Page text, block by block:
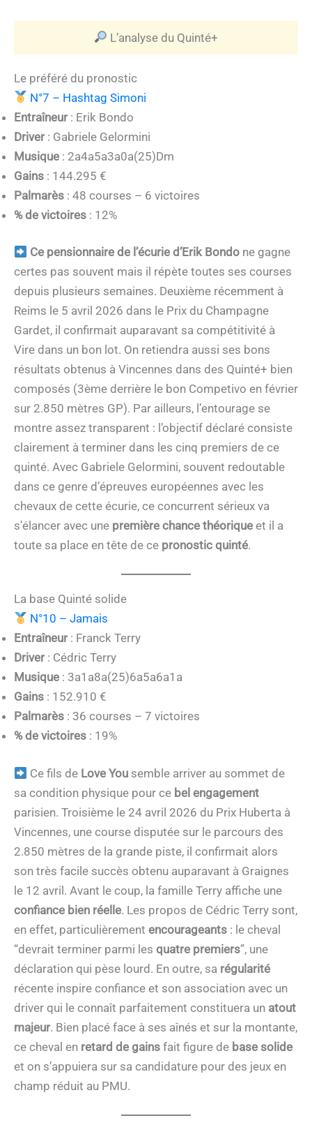
L’analyse du Quinté+
Le préféré du pronostic
N°7 – Hashtag Simoni
Entraîneur: Erik Bondo
Driver: Gabriele Gelormini
Musique : 2a4a5a3a0a(25)Dm
Gains : 144.295 €
Palmarès : 48 courses – 6 victoires
% de victoires : 12%
Ce pensionnaire de l’écurie d’Erik Bondo ne gagne
certes pas souvent mais il répète toutes ses courses
depuis plusieurs semaines. Deuxième récemment à
Reims le 5 avril 2026 dans le Prix du Champagne
Gardet, il confirmait auparavant sa compétitivité à
Vire dans un bon lot. On retiendra aussi ses bons
résultats obtenus à Vincennes dans des Quinté+ bien
composés (3ème derrière le bon Competivo en février
sur 2.850 mètres GP). Par ailleurs, l’entourage se
montre assez transparent : l’objectif déclaré consiste
clairement à terminer dans les cinq premiers de ce
quinté. Avec Gabriele Gelormini, souvent redoutable
dans ce genre d’épreuves européennes avec les
chevaux de cette écurie, ce concurrent sérieux va
s’élancer avec une première chance théorique et il a
toute sa place en tête de ce pronostic quinté.
La base Quinté solide
N°10 – Jamais
Entraîneur: Franck Terry
Driver: Cédric Terry
Musique : 3a1a8a(25)6a5a6a1a
Gains : 152.910 €
Palmarès : 36 courses – 7 victoires
% de victoires : 19%
Ce fils de Love You semble arriver au sommet de
sa condition physique pour ce bel engagement
parisien. Troisième le 24 avril 2026 du Prix Huberta à
Vincennes, une course disputée sur le parcours des
2.850 mètres de la grande piste, il confirmait alors
son très facile succès obtenu auparavant à Graignes
le 12 avril. Avant le coup, la famille Terry affiche une
confiance bien réelle. Les propos de Cédric Terry sont,
en effet, particulièrement encourageants : le cheval
“devrait terminer parmi les quatre premiers”, une
déclaration qui pèse lourd. En outre, sa régularité
récente inspire confiance et son association avec un
driver qui le connaît parfaitement constituera un atout
majeur. Bien placé face à ses aînés et sur la montante,
ce cheval en retard de gains fait figure de base solide
et on s’appuiera sur sa candidature pour des jeux en
champ réduit au PMU.